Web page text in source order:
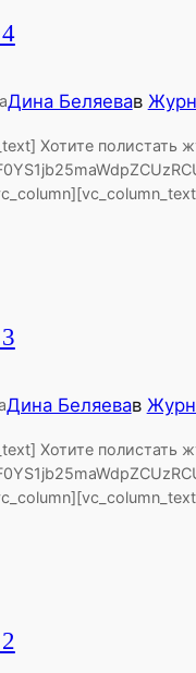
Дина Беляевав
Хотите полистать
Дина Беляевав
Хотите полистать